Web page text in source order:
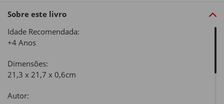
Sobre este livro
Idade Recomendada:
+4 Anos
Dimensões:
21,3 x 21,7 x 0,6cm
Autor: